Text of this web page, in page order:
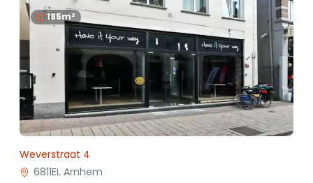
185m²
Weverstraat 4
6811EL Arnhem